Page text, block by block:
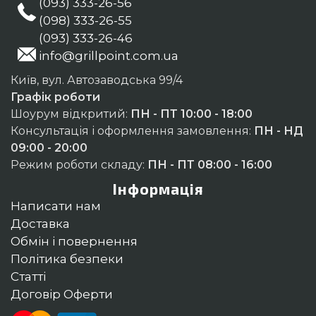
(093) 333-26-56
(098) 333-26-55
(093) 333-26-46
info@grillpoint.com.ua
Київ, вул. Автозаводська 99/4
Графік роботи
Шоурум відкритий: ПН - ПТ 10:00 - 18:00
Консультація і оформлення замовлення: ПН - НД
09:00 - 20:00
Режим роботи складу: ПН - ПТ 08:00 - 16:00
Інформація
Написати нам
Доставка
Обмін і повернення
Політика безпеки
Статті
Договір Оферти